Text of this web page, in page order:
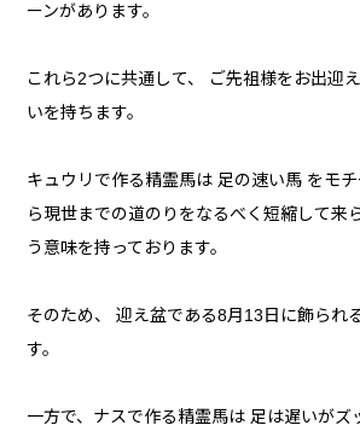
ーンがあります。
これら2つに共通して、 ご先祖様をお出迎
いを持ちます。
キュウリで作る精霊馬は 足の速い馬 をモ
ら現世までの道のりをなるべく短縮して来
う意味を持っております。
そのため、 迎え盆である8月13日に飾られ
す。
一方で、ナスで作る精霊馬は 足は遅いがズ